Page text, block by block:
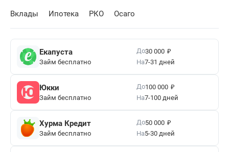
Вклады Ипотека РКО Осаго
Екапуста
Займ бесплатно
До30 000 ₽
На7-31 дней
Юкки
Займ бесплатно
До100 000 ₽
На7-100 дней
Хурма Кредит
Займ бесплатно
До50 000 ₽
На5-30 дней